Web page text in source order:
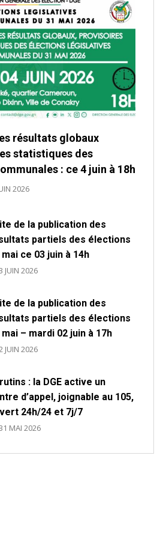
résultats globaux
statistiques des
: ce 4 juin à 18h
2026
de la publication des
partiels des élections
mai ce 03 juin à 14h
JUIN 2026
de la publication des
partiels des élections
mai – mardi 02 juin à 17h
JUIN 2026
: la DGE active un
d’appel, joignable au 105,
24h/24 et 7j/7
MAI 2026